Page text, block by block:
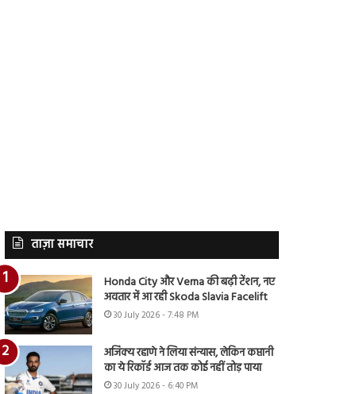
ताज़ा समाचार
Honda City और Verna की बढ़ी टेंशन, नए
अवतार में आ रही Skoda Slavia Facelift
30 July 2026 - 7:48 PM
अजिंक्य रहाणे ने लिया संन्यास, लेकिन कप्तानी
का ये रिकॉर्ड आज तक कोई नहीं तोड़ पाया
30 July 2026 - 6:40 PM